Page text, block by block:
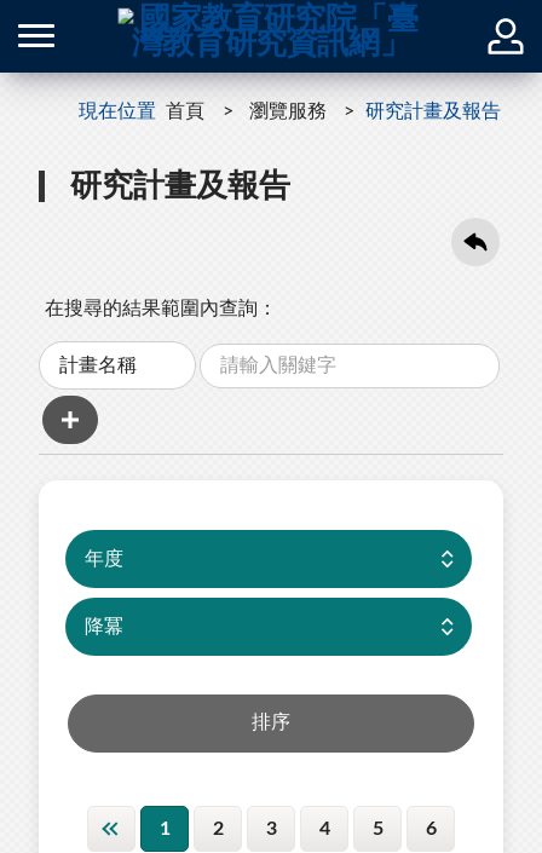
現在位置 首頁 瀏覽服務 研究計畫及報告
研究計畫及報告
在搜尋的結果範圍內查詢：
分
類
關
字
1 2 3 4 5 6